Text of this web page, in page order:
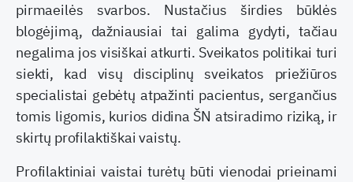
pirmaeilės svarbos. Nustačius širdies būklės
blogėjimą, dažniausiai tai galima gydyti, tačiau
negalima jos visiškai atkurti. Sveikatos politikai turi
siekti, kad visų disciplinų sveikatos priežiūros
specialistai gebėtų atpažinti pacientus, sergančius
tomis ligomis, kurios didina ŠN atsiradimo riziką, ir
skirtų profilaktiškai vaistų.
Profilaktiniai vaistai turėtų būti vienodai prieinami